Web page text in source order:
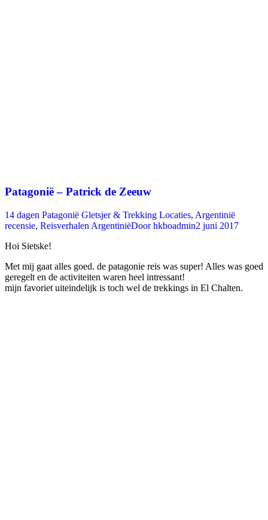
Patagonië – Patrick de Zeeuw
14 dagen Patagonië Gletsjer & Trekking Locaties, Argentinië
recensie, Reisverhalen ArgentiniëDoorhkboadmin2 juni 2017
Hoi Sietske!
Met mij gaat alles goed. de patagonie reis was super! Alles was goed
geregelt en de activiteiten waren heel intressant!
mijn favoriet uiteindelijk is toch wel de trekkings in El Chalten.